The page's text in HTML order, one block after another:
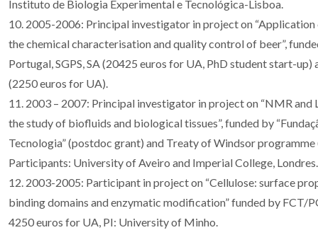
Instituto de Biologia Experimental e Tecnológica-Lisboa.
10. 2005-2006: Principal investigator in project on
the chemical characterisation and quality control of beer”,
Portugal, SGPS, SA (20425 euros for UA, PhD student start-
(2250 euros for UA).
11. 2003 – 2007: Principal investigator in project on “NMR
the study of biofluids and biological tissues”, funded by
Tecnologia” (postdoc grant) and Treaty of Windsor
Participants: University of Aveiro and Imperial College, Londres.
12. 2003-2005: Participant in project on “Cellulose: surface
binding domains and enzymatic modification” funded by
4250 euros for UA, PI: University of Minho.